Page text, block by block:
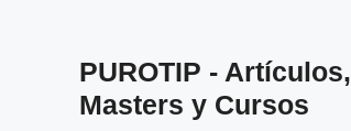
PUROTIP - Artículos,
Masters y Cursos